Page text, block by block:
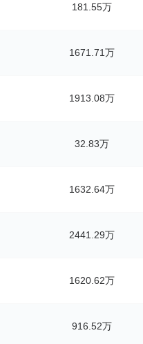
181.55万
1671.71万
1913.08万
32.83万
1632.64万
2441.29万
1620.62万
916.52万